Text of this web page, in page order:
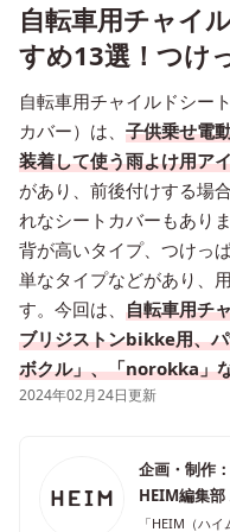
自転車用チャイ
すめ13選！つけ
自転車用チャイルドシー
カバー）は、 子供乗せ電
装着して使う雨よけ用ア
があり、前後付けする場
れなシートカバーもあり
背が高いタイプ、つけっ
単なタイプなどがあり、
す。今回は、 自転車用チ
ブリジストンbikke用、
ボクル」、「norokka」
2024年02月24日更新
企画・制作：
HEIM編集部
「HEIM（ハ